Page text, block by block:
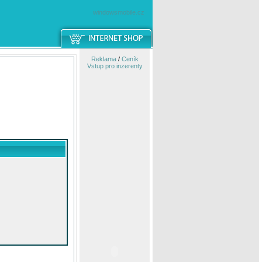
windowsmobile.cz
Reklama/ Ceník
Vstup pro inzerenty